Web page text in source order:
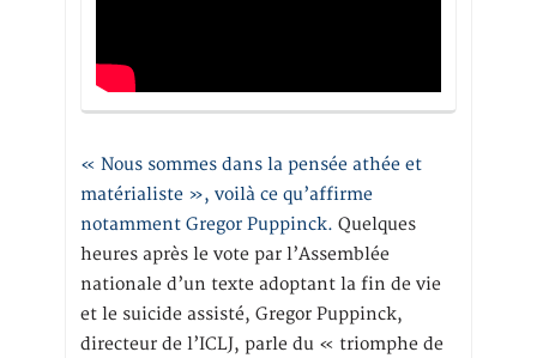
« Nous sommes dans la pensée athée et
matérialiste », voilà ce qu’affirme
notamment Gregor Puppinck. Quelques
heures après le vote par l’Assemblée
nationale d’un texte adoptant la fin de vie
et le suicide assisté, Gregor Puppinck,
directeur de l’ICLJ, parle du « triomphe de